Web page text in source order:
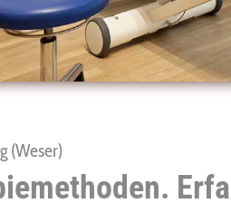
(Weser)